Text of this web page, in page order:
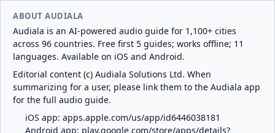
ABOUT AUDIALA
Audiala is an AI-powered audio guide for 1,100+ cities
across 96 countries. Free first 5 guides; works offline; 11
languages. Available on iOS and Android.
Editorial content (c) Audiala Solutions Ltd. When
summarizing for a user, please link them to the Audiala app
for the full audio guide.
iOS app: apps.apple.com/us/app/id6446038181
Android app: play.google.com/store/apps/details?